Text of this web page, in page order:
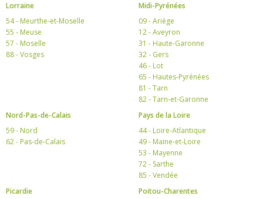
Lorraine
54 - Meurthe-et-Moselle
55 - Meuse
57 - Moselle
88 - Vosges
Midi-Pyrénées
09 - Ariège
12 - Aveyron
31 - Haute-Garonne
32 - Gers
46 - Lot
65 - Hautes-Pyrénées
81 - Tarn
82 - Tarn-et-Garonne
Nord-Pas-de-Calais
59 - Nord
62 - Pas-de-Calais
Pays de la Loire
44 - Loire-Atlantique
49 - Maine-et-Loire
53 - Mayenne
72 - Sarthe
85 - Vendée
Picardie
Poitou-Charentes